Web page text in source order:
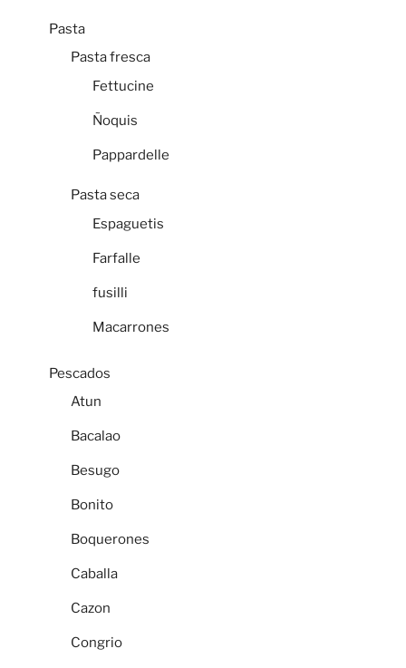
Pasta
Pasta fresca
Fettucine
Ñoquis
Pappardelle
Pasta seca
Espaguetis
Farfalle
fusilli
Macarrones
Pescados
Atun
Bacalao
Besugo
Bonito
Boquerones
Caballa
Cazon
Congrio